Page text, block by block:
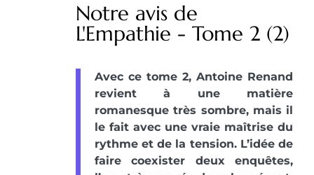
Notre avis de
L'Empathie - Tome 2 (2)
Avec ce tome 2, Antoine Renand
revient à une matière
romanesque très sombre, mais il
le fait avec une vraie maîtrise du
rythme et de la tension. L’idée de
faire coexister deux enquêtes,